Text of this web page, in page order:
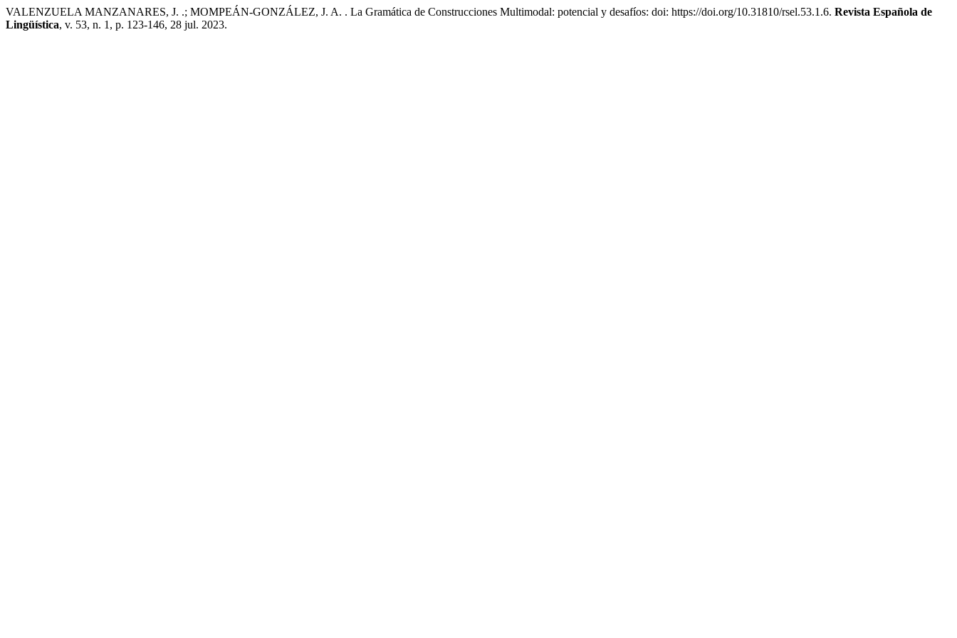
VALENZUELA MANZANARES, J. .; MOMPEÁN-GONZÁLEZ, J. A. . La Gramática de Construcciones Multimodal: potencial y desafíos: doi: https://doi.org/10.31810/rsel.53.1.6. Revista Española de
Lingüística, v. 53, n. 1, p. 123-146, 28 jul. 2023.